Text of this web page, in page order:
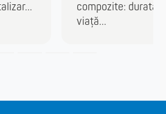
compozite: durată
viață...